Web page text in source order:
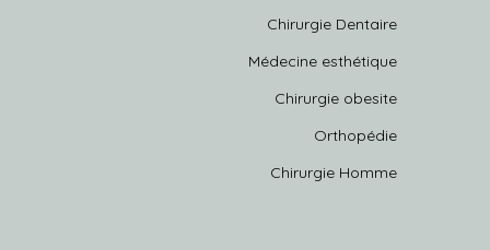
Chirurgie Dentaire
Médecine esthétique
Chirurgie obesite
Orthopédie
Chirurgie Homme